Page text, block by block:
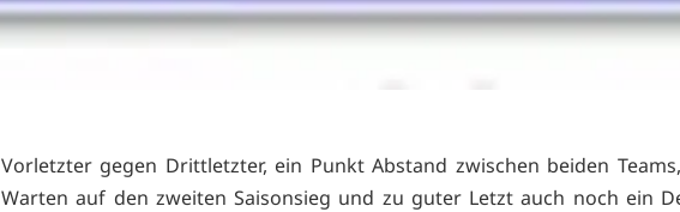
Vorletzter gegen Drittletzter, ein Punkt Abstand zwischen beiden
Warten auf den zweiten Saisonsieg und zu guter Letzt auch noch ein